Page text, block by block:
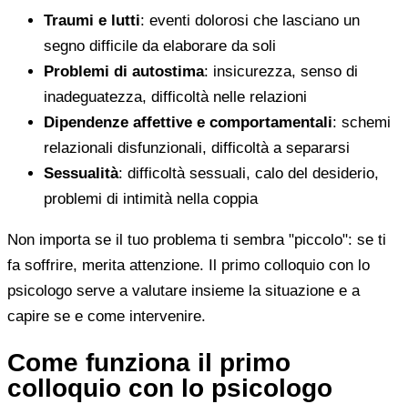
Traumi e lutti: eventi dolorosi che lasciano un
segno difficile da elaborare da soli
Problemi di autostima: insicurezza, senso di
inadeguatezza, difficoltà nelle relazioni
Dipendenze affettive e comportamentali: schemi
relazionali disfunzionali, difficoltà a separarsi
Sessualità: difficoltà sessuali, calo del desiderio,
problemi di intimità nella coppia
Non importa se il tuo problema ti sembra "piccolo": se ti
fa soffrire, merita attenzione. Il primo colloquio con lo
psicologo serve a valutare insieme la situazione e a
capire se e come intervenire.
Come funziona il primo
colloquio con lo psicologo